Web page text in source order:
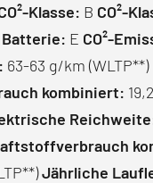
Klasse: B CO²-
E CO²-
63-63 g/km (WLTP**)
kombiniert:
Jährliche